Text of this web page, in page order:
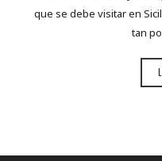
que se debe visitar en
tan